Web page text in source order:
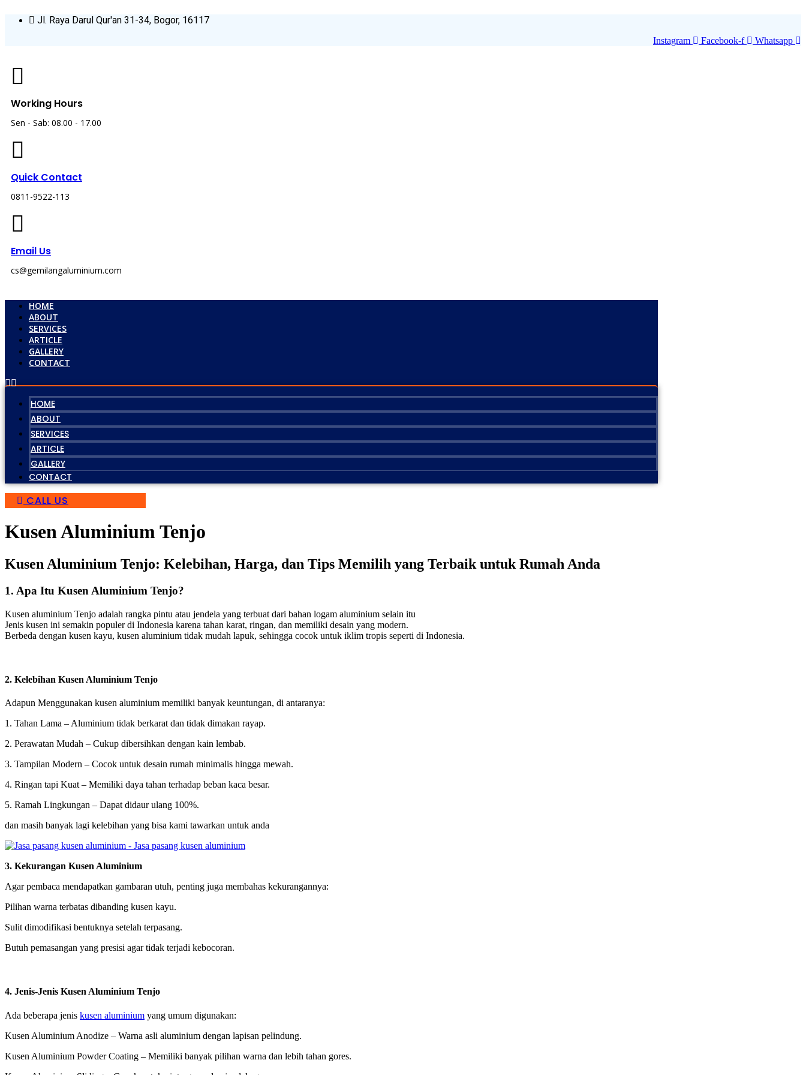
Jl. Raya Darul Qur'an 31-34, Bogor, 16117
Instagram Facebook-f Whatsapp
Working Hours
Sen - Sab: 08.00 - 17.00
Quick Contact
0811-9522-113
Email Us
cs@gemilangaluminium.com
HOME
ABOUT
SERVICES
ARTICLE
GALLERY
CONTACT
HOME
ABOUT
SERVICES
ARTICLE
GALLERY
CONTACT
CALL US
Kusen Aluminium Tenjo
Kusen Aluminium Tenjo: Kelebihan, Harga, dan Tips Memilih yang Terbaik untuk Rumah Anda
1. Apa Itu Kusen Aluminium Tenjo?
Kusen aluminium Tenjo adalah rangka pintu atau jendela yang terbuat dari bahan logam aluminium selain itu
Jenis kusen ini semakin populer di Indonesia karena tahan karat, ringan, dan memiliki desain yang modern.
Berbeda dengan kusen kayu, kusen aluminium tidak mudah lapuk, sehingga cocok untuk iklim tropis seperti di Indonesia.
2. Kelebihan Kusen Aluminium Tenjo
Adapun Menggunakan kusen aluminium memiliki banyak keuntungan, di antaranya:
1. Tahan Lama – Aluminium tidak berkarat dan tidak dimakan rayap.
2. Perawatan Mudah – Cukup dibersihkan dengan kain lembab.
3. Tampilan Modern – Cocok untuk desain rumah minimalis hingga mewah.
4. Ringan tapi Kuat – Memiliki daya tahan terhadap beban kaca besar.
5. Ramah Lingkungan – Dapat didaur ulang 100%.
dan masih banyak lagi kelebihan yang bisa kami tawarkan untuk anda
3. Kekurangan Kusen Aluminium
Agar pembaca mendapatkan gambaran utuh, penting juga membahas kekurangannya:
Pilihan warna terbatas dibanding kusen kayu.
Sulit dimodifikasi bentuknya setelah terpasang.
Butuh pemasangan yang presisi agar tidak terjadi kebocoran.
4. Jenis-Jenis Kusen Aluminium Tenjo
Ada beberapa jenis kusen aluminium yang umum digunakan:
Kusen Aluminium Anodize – Warna asli aluminium dengan lapisan pelindung.
Kusen Aluminium Powder Coating – Memiliki banyak pilihan warna dan lebih tahan gores.